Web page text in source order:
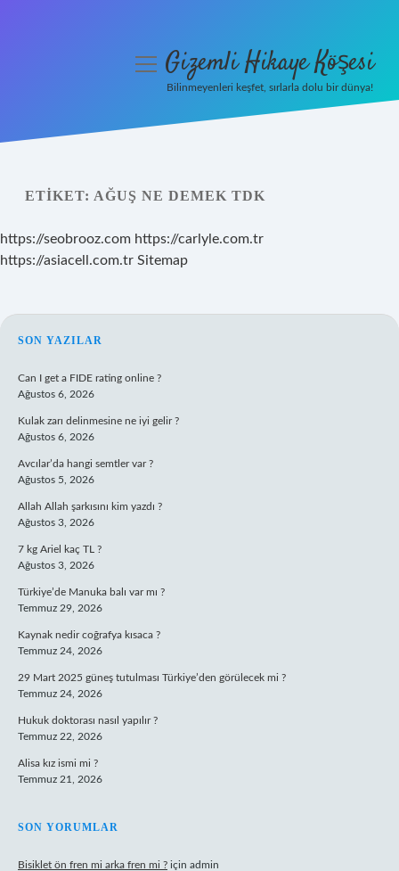
Yasal Uyarı
Hakkımızda
menüyüGizemli Hikaye Köşesi
Bilinmeyenleri keşfet, sırlarla dolu bir dünya!
ETIKET: AĞUŞ NE DEMEK TDK
https://seobrooz.com https://carlyle.com.tr
https://asiacell.com.tr Sitemap
SIDEBAR
SON YAZILAR
Can I get a FIDE rating online ?
Ağustos 6, 2026
Kulak zarı delinmesine ne iyi gelir ?
Ağustos 6, 2026
Avcılar’da hangi semtler var ?
Ağustos 5, 2026
Allah Allah şarkısını kim yazdı ?
Ağustos 3, 2026
7 kg Ariel kaç TL ?
Ağustos 3, 2026
Türkiye’de Manuka balı var mı ?
Temmuz 29, 2026
Kaynak nedir coğrafya kısaca ?
Temmuz 24, 2026
29 Mart 2025 güneş tutulması Türkiye’den görülecek mi ?
Temmuz 24, 2026
Hukuk doktorası nasıl yapılır ?
Temmuz 22, 2026
Alisa kız ismi mi ?
Temmuz 21, 2026
SON YORUMLAR
Bisiklet ön fren mi arka fren mi ? için admin